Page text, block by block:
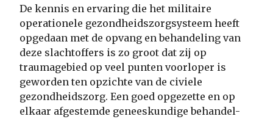
De kennis en ervaring die het militaire
operationele gezondheidszorgsysteem heeft
opgedaan met de opvang en behandeling van
deze slachtoffers is zo groot dat zij op
traumagebied op veel punten voorloper is
geworden ten opzichte van de civiele
gezondheidszorg. Een goed opgezette en op
elkaar afgestemde geneeskundige behandel-